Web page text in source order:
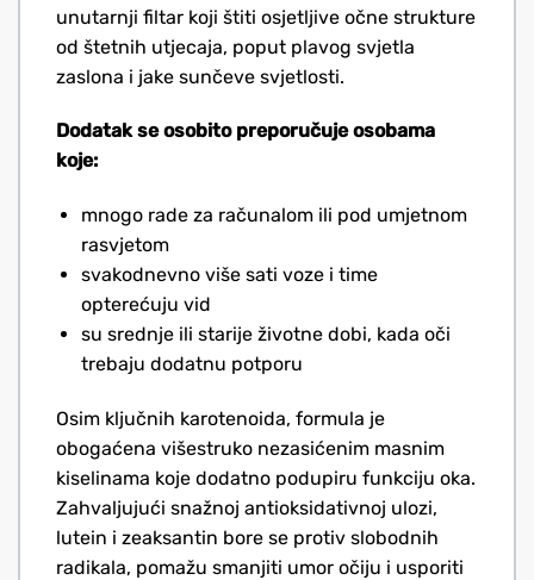
unutarnji filtar koji štiti osjetljive očne strukture
od štetnih utjecaja, poput plavog svjetla
zaslona i jake sunčeve svjetlosti.
Dodatak se osobito preporučuje osobama
koje:
mnogo rade za računalom ili pod umjetnom
rasvjetom
svakodnevno više sati voze i time
opterećuju vid
su srednje ili starije životne dobi, kada oči
trebaju dodatnu potporu
Osim ključnih karotenoida, formula je
obogaćena višestruko nezasićenim masnim
kiselinama koje dodatno podupiru funkciju oka.
Zahvaljujući snažnoj antioksidativnoj ulozi,
lutein i zeaksantin bore se protiv slobodnih
radikala, pomažu smanjiti umor očiju i usporiti